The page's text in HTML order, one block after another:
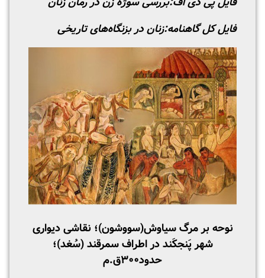
فایل کل گاهنامه:زنان در بزنگاه‌های تاریخی
نوحه بر مرگ سیاوش(سووشون)؛ نقاشی دیواری
شهر پَنجکَند در اطراف سمرقند (سُغد)؛
حدود۳۰۰ق.م